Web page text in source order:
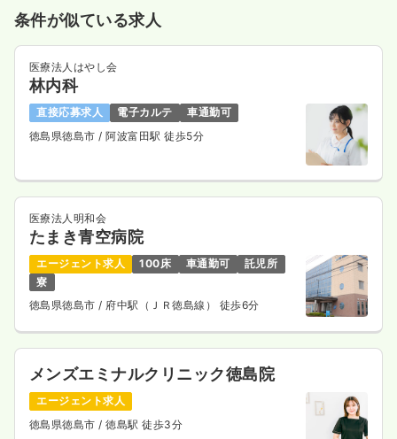
条件が似ている求人
医療法人はやし会
林内科
直接応募求人 電子カルテ
車通勤可
徳島県徳島市 / 阿波富田駅 徒歩5分
医療法人明和会
たまき青空病院
エージェント求人 100床 車通勤可
託児所
寮
徳島県徳島市/ 府中駅（ＪＲ徳島線） 徒歩6分
メンズエミナルクリニック徳島院
エージェント求人
徳島県徳島市 / 徳島駅 徒歩3分